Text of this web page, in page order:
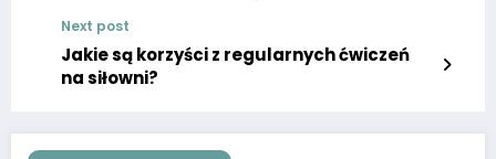
Next post
Jakie są korzyści z regularnych ćwiczeń
na siłowni?